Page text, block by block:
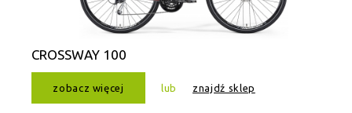
CROSSWAY 100
zobacz więcej lub znajdź sklep